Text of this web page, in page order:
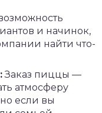
и начинок,
найти что-
Заказ пиццы —
атмосферу
если вы